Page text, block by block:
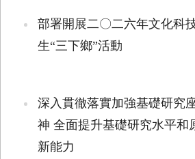
部署開展二〇二六年文化科
生“三下鄉”活動
深入貫徹落實加強基礎研究
神 全面提升基礎研究水平和
新能力